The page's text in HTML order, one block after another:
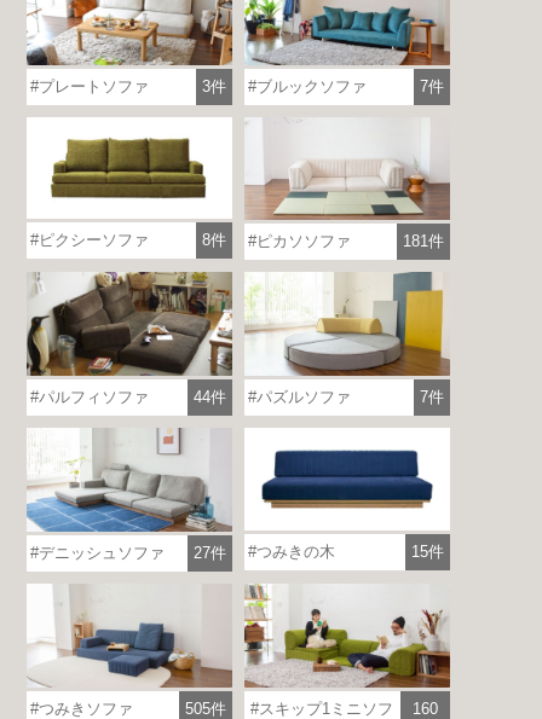
プレートソファ 3件 ブルックソファ 7件
ピクシーソファ 8件 ピカソソファ 181件
パルフィソファ 44件 パズルソファ 7件
デニッシュソファ 27件 つみきの木 15件
つみきソファ 505件
スキップ1ミニソフ
160